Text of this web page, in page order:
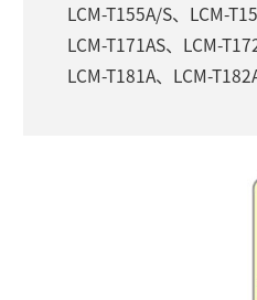
LCM-T155A/S、LCM-
LCM-T171AS、LCM-
LCM-T181A、LCM-